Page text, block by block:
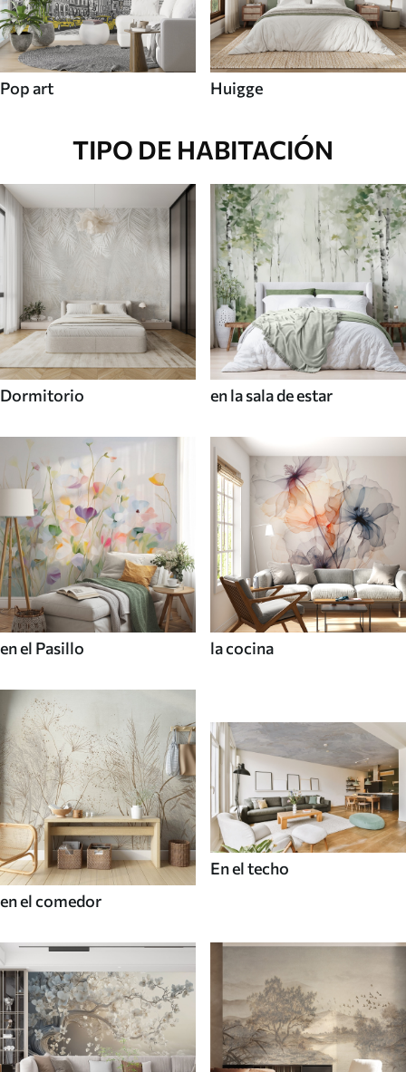
Pop art Huigge
TIPO DE HABITACIÓN
Dormitorio en la sala de estar
en el Pasillo la cocina
en el comedor
En el techo